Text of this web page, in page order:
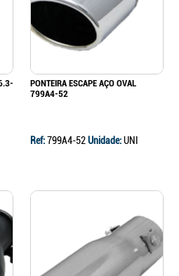
PONTEIRA ESCAPE AÇO OVAL
799A4-52
Ref:799A4-52Unidade:UNI